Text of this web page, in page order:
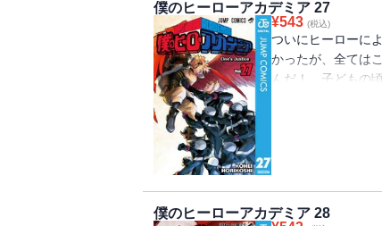
僕のヒーローアカデミア 27
¥543 (税込)
ついにヒーローに
かったが、全ては
んだ！ 子どもの
為、俺は誰よりも
僕のヒーローアカデミア 28